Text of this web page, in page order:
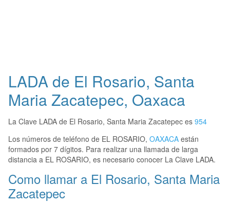
LADA de El Rosario, Santa
Maria Zacatepec, Oaxaca
La Clave LADA de El Rosario, Santa Maria Zacatepec es 954
Los números de teléfono de EL ROSARIO, OAXACA están
formados por 7 dígitos. Para realizar una llamada de larga
distancia a EL ROSARIO, es necesario conocer La Clave LADA.
Como llamar a El Rosario, Santa Maria
Zacatepec